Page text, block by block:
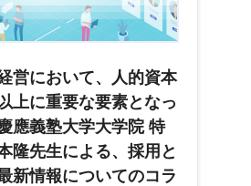
営において、人的資本
上に重要な要素となっ
應義塾大学大学院 特
隆先生による、採用と
新情報についてのコラ